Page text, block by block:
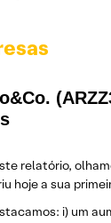
relatório,
hoje a sua
i) um